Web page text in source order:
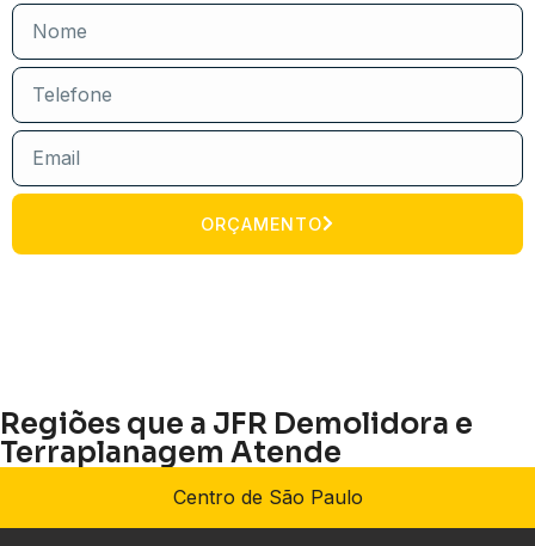
ORÇAMENTO
Regiões que a JFR Demolidora e
Terraplanagem Atende
Centro de São Paulo